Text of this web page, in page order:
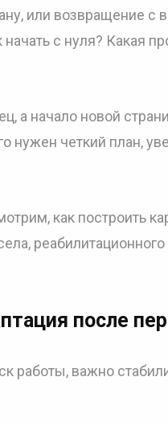
или возвращение
с нуля? Какая
а начало новой
нужен четкий план,
как построить
после
работы, важно